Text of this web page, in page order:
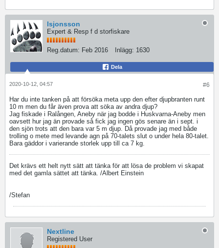
lsjonsson
Expert & Resp f d storfiskare
Reg.datum: Feb 2016 Inlägg: 1630
Dela
#6
2020-10-12, 04:57
Har du inte tanken på att försöka meta upp den efter djupbranten runt
10 m men du får även prova att söka av andra djup?
Jag fiskade i Ralången, Aneby när jag bodde i Huskvarna-Aneby men
oavsett hur jag än provade så fick jag ingen gös senare än i sept. i
den sjön trots att den bara var 5 m djup. Då provade jag med både
trolling o mete med levande agn på 70-talets slut o under hela 80-talet.
Bara gäddor i varierande storlek upp till ca 7 kg.
Det krävs ett helt nytt sätt att tänka för att lösa de problem vi skapat
med det gamla sättet att tänka. /Albert Einstein
/Stefan
Nextline
Registered User